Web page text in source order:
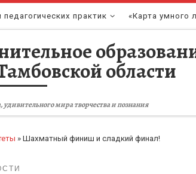
педагогических практик «Карта умного
области
мира творчества и познания
» Шахматный финиш и сладкий финал!